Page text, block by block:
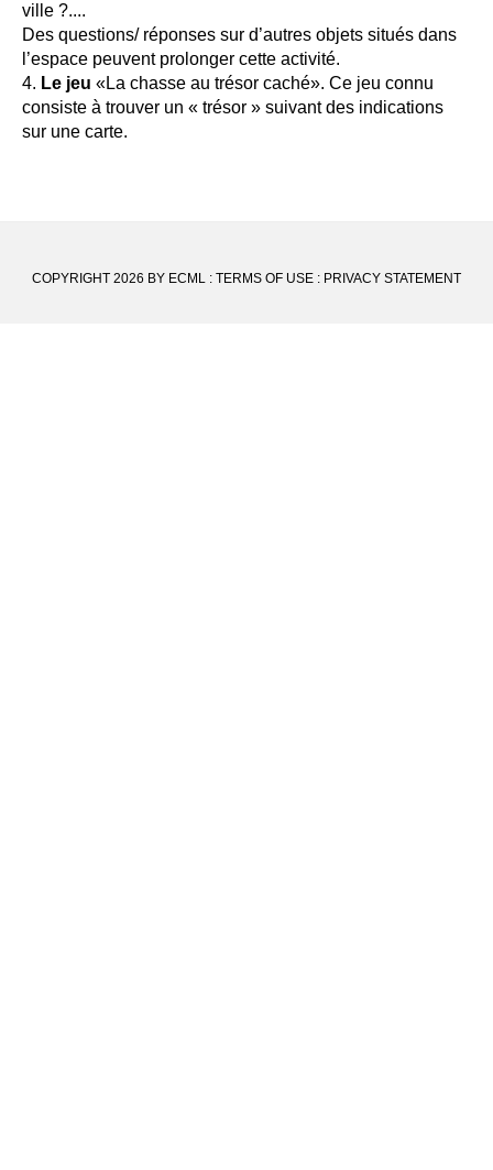
ville ?....
Des questions/ réponses sur d’autres objets situés dans
l’espace peuvent prolonger cette activité.
Le jeu «La chasse au trésor caché». Ce jeu connu
consiste à trouver un « trésor » suivant des indications
sur une carte.
COPYRIGHT 2026 BY ECML : TERMS OF USE : PRIVACY STATEMENT